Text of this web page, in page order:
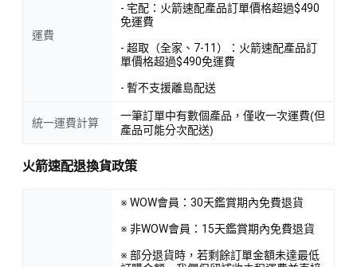
運費
- 宅配：火箭速配產品訂單價格超過$490
免運費
- 超取（全家、7-11）：火箭速配產品訂
單價格超過$490免運費
- 暫不支援離島配送
統一運費計算
一筆訂單中有數個產品，僅收一次運費(但
產品可能分次配送)
火箭速配退換貨政策
※ WOW會員：30天鑑賞期內免費退貨
※ 非WOW會員：15天鑑賞期內免費退貨
※ 部分退貨時，若剩餘訂單金額未達最低